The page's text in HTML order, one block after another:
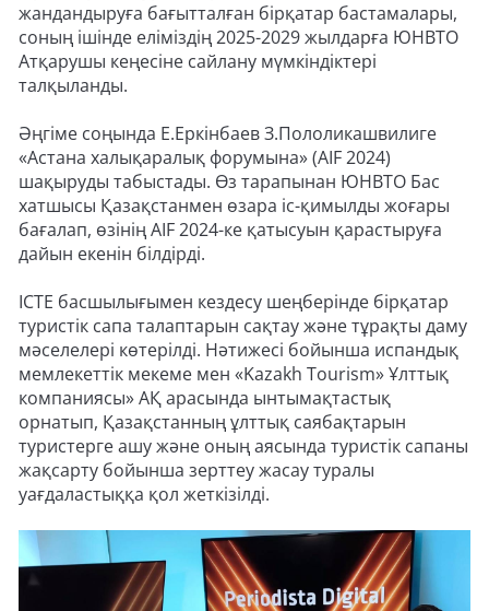
жандандыруға бағытталған бірқатар бастамалары,
соның ішінде еліміздің 2025-2029 жылдарға ЮНВТО
Атқарушы кеңесіне сайлану мүмкіндіктері
талқыланды.
Әңгіме соңында Е.Еркінбаев З.Пололикашвилиге
«Астана халықаралық форумына» (AIF 2024)
шақыруды табыстады. Өз тарапынан ЮНВТО Бас
хатшысы Қазақстанмен өзара іс-қимылды жоғары
бағалап, өзінің AIF 2024-ке қатысуын қарастыруға
дайын екенін білдірді.
ICTE басшылығымен кездесу шеңберінде бірқатар
туристік сапа талаптарын сақтау және тұрақты даму
мәселелері көтерілді. Нәтижесі бойынша испандық
мемлекеттік мекеме мен «Kazakh Tourism» Ұлттық
компаниясы» АҚ арасында ынтымақтастық
орнатып, Қазақстанның ұлттық саябақтарын
туристерге ашу және оның аясында туристік сапаны
жақсарту бойынша зерттеу жасау туралы
уағдаластыққа қол жеткізілді.